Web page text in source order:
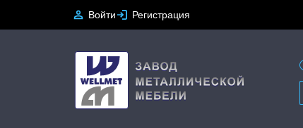
Войти Регистрация